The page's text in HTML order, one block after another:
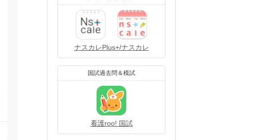
ナスカレPlus+/ナスカレ
国試過去問＆模試
看護roo! 国試